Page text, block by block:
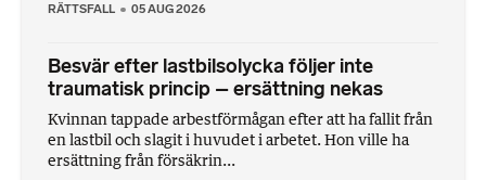
RÄTTSFALL 05 AUG 2026
Besvär efter lastbilsolycka följer inte
traumatisk princip – ersättning nekas
Kvinnan tappade arbestförmågan efter att ha fallit från
en lastbil och slagit i huvudet i arbetet. Hon ville ha
ersättning från försäkrin...